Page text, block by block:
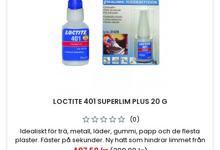
LOCTITE 401 SUPERLIM PLUS 20 G
(0)
Idealiskt för trä, metall, läder, gummi, papp och de flesta
plaster. Fäster på sekunder. Ny hatt som hindrar limmet från